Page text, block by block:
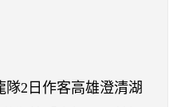
隊2日作客高雄澄清湖